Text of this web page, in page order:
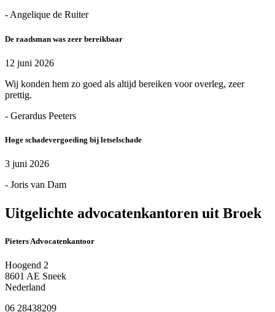
- Angelique de Ruiter
De raadsman was zeer bereikbaar
12 juni 2026
Wij konden hem zo goed als altijd bereiken voor overleg, zeer
prettig.
- Gerardus Peeters
Hoge schadevergoeding bij letselschade
3 juni 2026
- Joris van Dam
Uitgelichte advocatenkantoren uit Broek
Pieters Advocatenkantoor
Hoogend 2
8601 AE Sneek
Nederland
06 28438209